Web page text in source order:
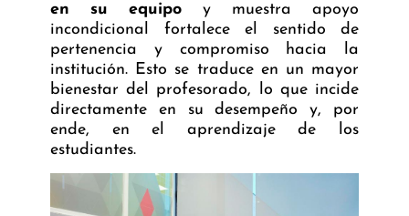
en su equipo y muestra apoyo
incondicional fortalece el sentido de
pertenencia y compromiso hacia la
institución. Esto se traduce en un mayor
bienestar del profesorado, lo que incide
directamente en su desempeño y, por
ende, en el aprendizaje de los
estudiantes.